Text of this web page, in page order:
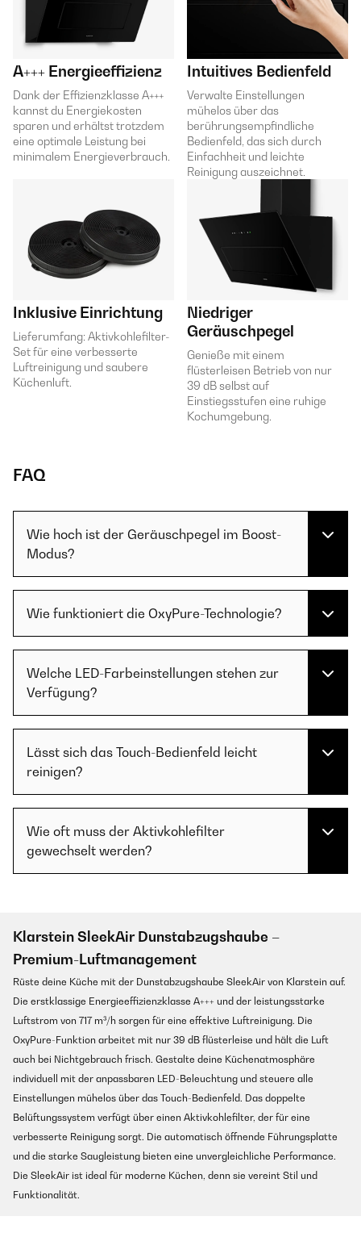
A+++ Energieeffizienz
Dank der Effizienzklasse A+++
kannst du Energiekosten
sparen und erhältst trotzdem
eine optimale Leistung bei
minimalem Energieverbrauch.
Intuitives Bedienfeld
Verwalte Einstellungen
mühelos über das
berührungsempfindliche
Bedienfeld, das sich durch
Einfachheit und leichte
Reinigung auszeichnet.
Inklusive Einrichtung
Lieferumfang: Aktivkohlefilter-
Set für eine verbesserte
Luftreinigung und saubere
Küchenluft.
Niedriger
Geräuschpegel
Genieße mit einem
flüsterleisen Betrieb von nur
39 dB selbst auf
Einstiegsstufen eine ruhige
Kochumgebung.
FAQ
Wie hoch ist der Geräuschpegel im Boost-
Modus?
Wie funktioniert die OxyPure-Technologie?
Welche LED-Farbeinstellungen stehen zur
Verfügung?
Lässt sich das Touch-Bedienfeld leicht
reinigen?
Wie oft muss der Aktivkohlefilter
gewechselt werden?
Klarstein SleekAir Dunstabzugshaube –
Premium-Luftmanagement
Rüste deine Küche mit der Dunstabzugshaube SleekAir von Klarstein auf.
Die erstklassige Energieeffizienzklasse A+++ und der leistungsstarke
Luftstrom von 717 m³/h sorgen für eine effektive Luftreinigung. Die
OxyPure-Funktion arbeitet mit nur 39 dB flüsterleise und hält die Luft
auch bei Nichtgebrauch frisch. Gestalte deine Küchenatmosphäre
individuell mit der anpassbaren LED-Beleuchtung und steuere alle
Einstellungen mühelos über das Touch-Bedienfeld. Das doppelte
Belüftungssystem verfügt über einen Aktivkohlefilter, der für eine
verbesserte Reinigung sorgt. Die automatisch öffnende Führungsplatte
und die starke Saugleistung bieten eine unvergleichliche Performance.
Die SleekAir ist ideal für moderne Küchen, denn sie vereint Stil und
Funktionalität.